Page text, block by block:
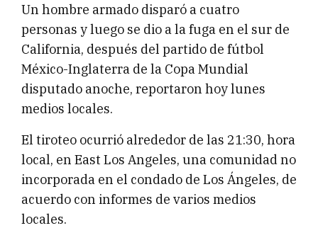
Un hombre armado disparó a cuatro
personas y luego se dio a la fuga en el sur de
California, después del partido de fútbol
México-Inglaterra de la Copa Mundial
disputado anoche, reportaron hoy lunes
medios locales.
El tiroteo ocurrió alrededor de las 21:30, hora
local, en East Los Angeles, una comunidad no
incorporada en el condado de Los Ángeles, de
acuerdo con informes de varios medios
locales.